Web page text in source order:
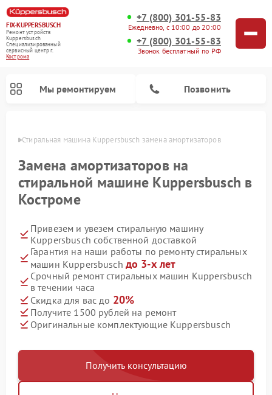
FIX-KUPPERSBUSCH
Ремонт устройств
Kuppersbusch
Специализированный
cервисный центр г.
Кострома
+7 (800) 301-55-83
Ежедневно, с 10:00 до 20:00
+7 (800) 301-55-83
Звонок бесплатный по РФ
Мы ремонтируем Позвонить
Стиральная машина Kuppersbusch замена амортизаторов
Замена амортизаторов на
стиральной машине Kuppersbusch в
Костроме
Привезем и увезем стиральную машину
Kuppersbusch собственной доставкой
Гарантия на наши работы по ремонту стиральных
машин Kuppersbusch до 3-х лет
Срочный ремонт стиральных машин Kuppersbusch
в течении часа
Скидка для вас до 20%
Получите 1500 рублей на ремонт
Оригинальные комплектующие Kuppersbusch
Получить консультацию